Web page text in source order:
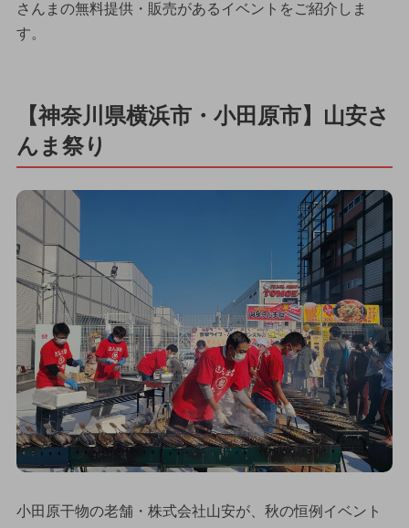
さんまの無料提供・販売があるイベントをご紹介しま
す。
【神奈川県横浜市・小田原市】山安さ
んま祭り
小田原干物の老舗・株式会社山安が、秋の恒例イベント